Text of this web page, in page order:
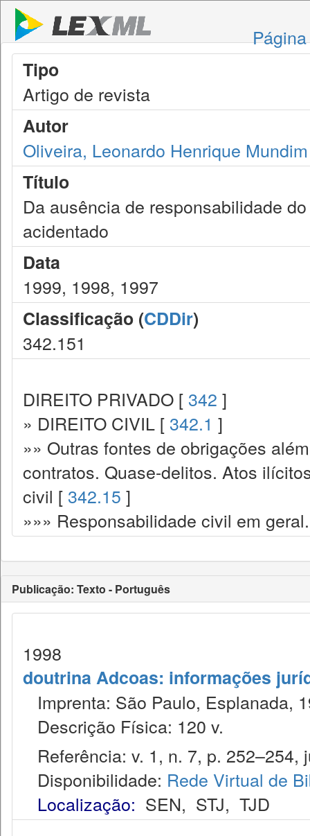
Tipo
Artigo de revista
Autor
Oliveira, Leonardo Henrique
Título
Da ausência de responsabilidade
acidentado
Data
1999, 1998, 1997
Classificação (CDDir)
342.151
DIREITO PRIVADO [ 342 ]
» DIREITO CIVIL [ 342.1 ]
»» Outras fontes de obrigações
contratos. Quase-delitos. Atos
civil [ 342.15 ]
»»» Responsabilidade civil em
Publicação: Texto - Português
1998
doutrina Adcoas: informações
Imprenta: São Paulo, Esplanada,
Descrição Física: 120 v.
Referência: v. 1, n. 7, p. 252–254,
Disponibilidade: Rede Virtual de
Localização: SEN, STJ, TJD